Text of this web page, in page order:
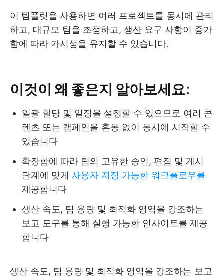
이 템플릿을 사용하면 여러 프로젝트를 동시에 관리
하고, 대규모 팀을 조정하고, 생산 요구 사항이 증가
함에 따라 가시성을 유지할 수 있습니다.
이것이 왜 좋은지 알아보세요:
일괄 할당 및 일정을 설정할 수 있으므로 여러 콘
텐츠 또는 캠페인을 혼동 없이 동시에 시작할 수
있습니다
확장함에 따라 팀의 고유한 승인, 편집 및 게시
단계에 맞게 사용자 지정 가능한 워크플로우를
제공합니다
생산 속도, 팀 용량 및 최적화 영역을 강조하는
보고 도구를 통해 실행 가능한 인사이트를 제공
합니다
생산 속도, 팀 용량 및 최적화 영역을 강조하는 보고